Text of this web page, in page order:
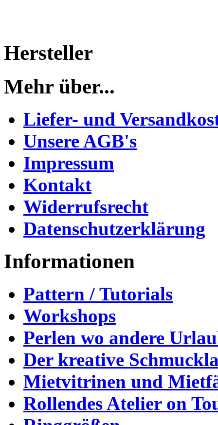
Hersteller
Mehr über...
Liefer- und
Unsere AGB's
Impressum
Kontakt
Widerrufsrecht
Datenschutzerklärung
Informationen
Pattern / Tutorials
Workshops
Perlen wo andere
Der kreative
Mietvitrinen und
Rollendes Atelier on